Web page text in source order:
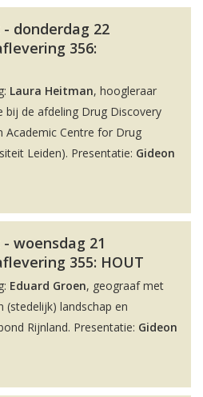
donderdag 22
356:
Laura Heitman, hoogleraar
bij de afdeling Drug Discovery
Academic Centre for Drug
Leiden). Presentatie: Gideon
woensdag 21
355: HOUT
Eduard Groen, geograaf met
(stedelijk) landschap en
Rijnland. Presentatie: Gideon